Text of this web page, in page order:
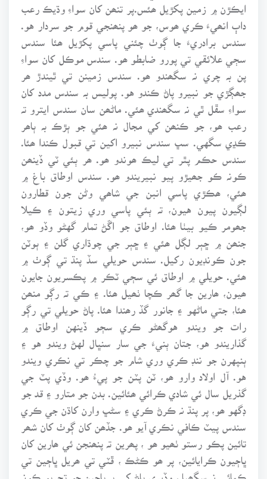
ايڪڙن ۾ زمين پکڙيل ھئس.پر تنھن کان سواءِ وڌيڪ رعب
داٻ انھيءَ ڪري ھوس، جو ھو پنھنجي قوم جو سردار هو.
سندس برادريءَ جا ڳوٺ چئني پاسي پکڙيل ھئا سندس
سڄي علائقي تي پورو ضابطو ھو. سندس موڪل کان سواءِ
پن بہ چري نہ سگھندو ھو. سندس زمينن تي ٿيندڙ ھر
جھڳڙي جو نبيرو پاڻ ڪندو هو. پوليس بہ سندس مدد کان
سواءِ سڦل ٿي نہ سگھندي ھئي. ماڻھن سان سندس ايترو تہ
رعب ھو، جو ڪنھن کي مجال نہ ھئي جو ٻڙڪ بہ ٻاھر
ڪڍي سگهي. سڀ سندس نبيرو اکين تي قبول ڪندا ھئا.
سندس حڪم پٿر تي ليڪ ھوندو ھو. ھر ٻئي ٽي ڏينھن
ڪونہ ڪو جھيڙو پيو نبيريندو ھو. سندس اوطاق باغ ۾
ھئي، ھڪڙي پاسي انبن جي شاھي وڻن جون قطارون
لڳيون پيون هيون، تہ ٻئي پاسي وري زيتون ۽ ڪيلا
جھومر ڪيو بيٺا ھئا. اوطاق جو اڱڻ تمام گهڻو وڏو ھو،
جنھن ۾ ڇٻر لڳل ھئي ۽ ڇٻر جي چوڌاري گلن ۽ ٻوٽن
جون ڪونڊيون رکيل. سندس حويلي سڏ پنڌ تي ڳوٺ ۾
ھئي. حويلي ۾ اوطاق ئي سڄي ٽڪر ۾ پڪسريون جايون
ھيون، ھارين جا گھر ڪچا ٺھيل ھئا. ۽ ڪي تہ رڳو منھن
ھئا، جتي ماڻهو ۽ جانور گڏ رھندا ھئا. پاڻ حويلي تي رڳو
رات جو ويندو هوگھڻو ڪري سڄو ڏينهن اوطاق ۾
گذاريندو هو، جتان ٻنيءَ جي سار سنڀال لهڻ ويندو هو ۽
ٻنپهرن جو ننڊ ڪري وري شام جو چڪر تي نڪري ويندو
هو. آل اولاد وارو ھو، ٽن پٽن جو پيءُ ھو. وڏي پٽ جي
گذريل سال ئي شادي ڪرائي ھئائين. بدن جو متارو ۽ قد جو
ڊگهو ھو، پر پنڌ نہ ڪرڻ ڪري ۽ سڻڀ وارن کاڌن جي ڪري
سندس پيٽ ڪافي نڪري آيو ھو. جڏھن کان ڳوٺ کان شھر
تائين پڪو رستو ٺھيو ھو ، پھرين تہ پنھنجن ئي ھارين کان
ڀاڄيون ڪرايائين، پر ھو ڪڻڪ ، ڦٽي تي ھريل ڀاڄين تي
ڪمائي نہ سگھيا ، وڏيري پاڻ کي بہ ڀاڄين جو تجربو ڪونہ